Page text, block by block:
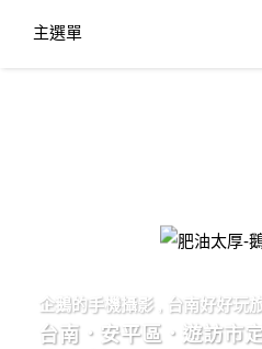
主選單
企鵝的手機攝影 台南好好玩
台南．安平區．遊訪市